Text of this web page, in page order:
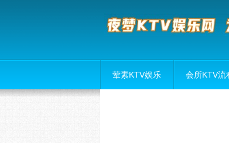
荤素KTV娱乐 会所KTV流